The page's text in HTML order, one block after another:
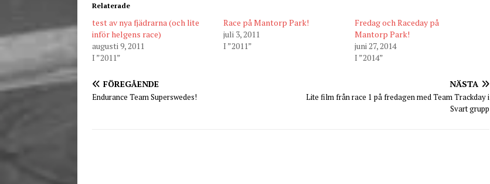
Relaterade
test av nya fjädrarna (och lite
inför helgens race)
augusti 9, 2011
I ”2011”
Race på Mantorp Park!
juli 3, 2011
I ”2011”
Fredag och Raceday på
Mantorp Park!
juni 27, 2014
I ”2014”
FÖREGÅENDE
Endurance Team Superswedes!
NÄSTA
Lite film från race 1 på fredagen med Team Trackday i
Svart grupp